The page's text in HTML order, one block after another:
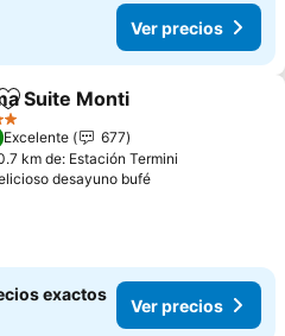
Ver precios
Agregar a favoritos
Suite Monti
Excelente
677
km de: Estación Termini
desayuno bufé
exactos
Ver precios